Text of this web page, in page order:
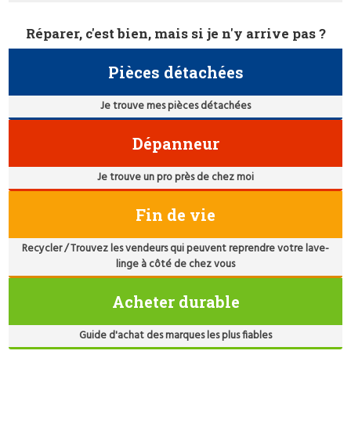
Réparer, c'est bien, mais si je n'y arrive pas ?
Pièces détachées
Je trouve mes pièces détachées
Dépanneur
Je trouve un pro près de chez moi
Fin de vie
Recycler / Trouvez les vendeurs qui peuvent reprendre votre lave-
linge à côté de chez vous
Acheter durable
Guide d'achat des marques les plus fiables